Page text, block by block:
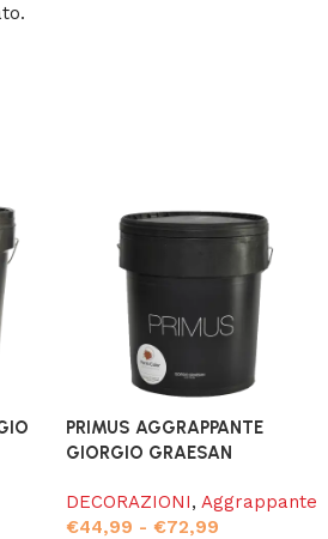
PRIMUS AGGRAPPANTE
GIORGIO GRAESAN
DECORAZIONI, Aggrappante
€44,99 - €72,99